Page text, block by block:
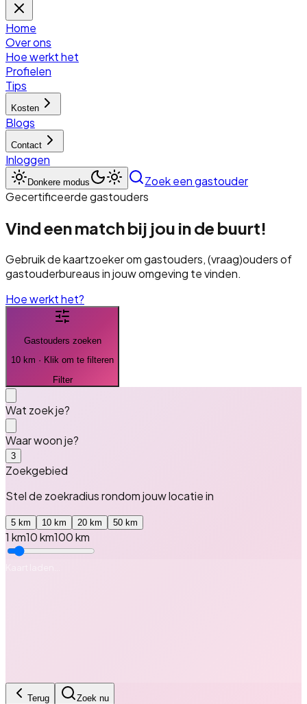
Home
Over ons
Hoe werkt het
Profielen
Tips
Kosten
Blogs
Contact
Inloggen
Donkere modus
Zoek een gastouder
Gecertificeerde gastouders
Vind een match bij jou in de buurt!
Gebruik de kaartzoeker om gastouders, (vraag)ouders of
gastouderbureaus in jouw omgeving te vinden.
Hoe werkt het?
Gastouders zoeken
10 km · Klik om te filteren
Filter
Wat zoek je?
Waar woon je?
3
Zoekgebied
Stel de zoekradius rondomjouw locatiein
5 km 10 km 20 km 50 km
1 km10km100 km
Terug Zoek nu